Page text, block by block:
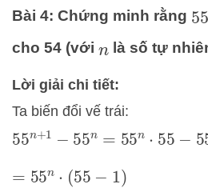
Bài 4: Chứng minh rằng
cho 54 (với n là số tự
Lời giải chi tiết:
Ta biến đổi vế trái:
55n+ 1− 55n =55n⋅ 55− 55 n
=55n⋅ ( 55− 1)